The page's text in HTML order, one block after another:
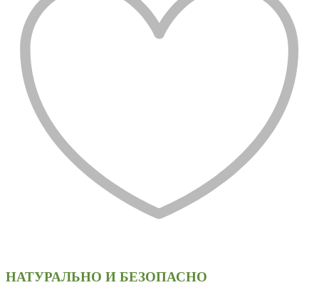
НАТУРАЛЬНО И БЕЗОПАСНО